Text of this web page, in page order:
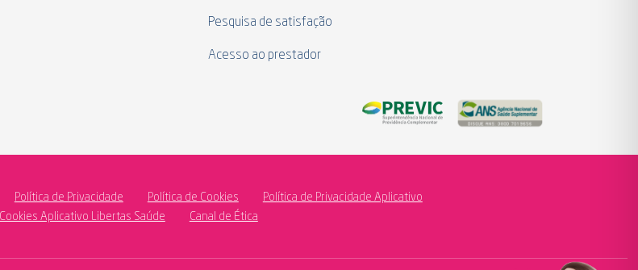
Pesquisa de satisfação
Acesso ao prestador
Política de Privacidade Política de Cookies
Política de Privacidade Aplicativo
Aplicativo Libertas Saúde
Canal de Ética